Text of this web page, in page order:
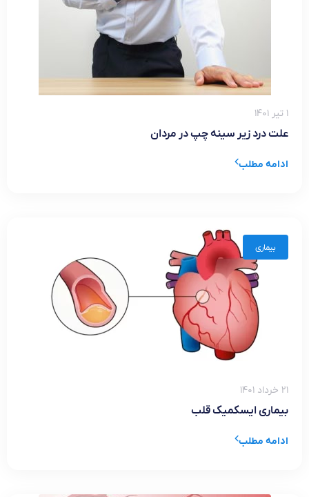
۱ تیر ۱۴۰۱
علت درد زیر سینه چپ در مردان
ادامه مطلب
بیماری
۲۱ خرداد ۱۴۰۱
بیماری ایسکمیک قلب
ادامه مطلب